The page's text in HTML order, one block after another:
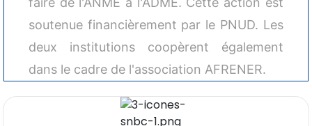
soutenue financièrement par le PNUD. Les
deux institutions coopèrent également
dans le cadre de l'association AFRENER.
DESK
Bonjour 👋
Posez-moi des questions